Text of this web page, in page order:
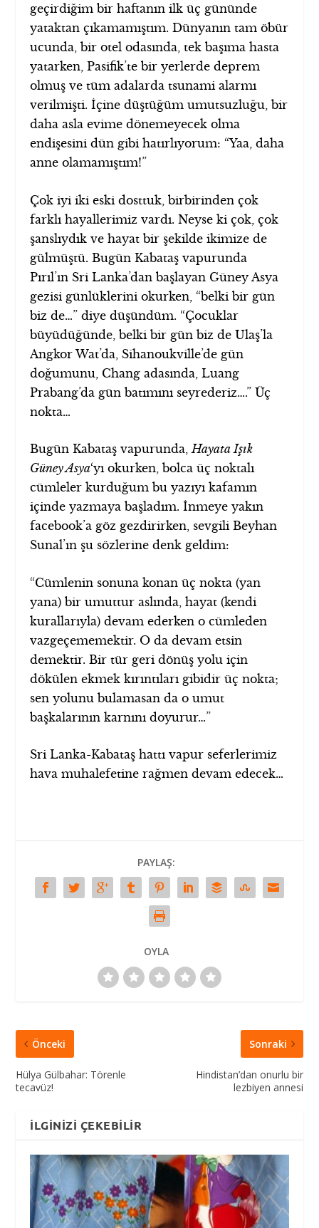
geçirdiğim bir haftanın ilk üç gününde
yataktan çıkamamıştım. Dünyanın tam öbür
ucunda, bir otel odasında, tek başıma hasta
yatarken, Pasifik’te bir yerlerde deprem
olmuş ve tüm adalarda tsunami alarmı
verilmişti. İçine düştüğüm umutsuzluğu, bir
daha asla evime dönemeyecek olma
endişesini dün gibi hatırlıyorum: “Yaa, daha
anne olamamıştım!”
Çok iyi iki eski dosttuk, birbirinden çok
farklı hayallerimiz vardı. Neyse ki çok, çok
şanslıydık ve hayat bir şekilde ikimize de
gülmüştü. Bugün Kabataş vapurunda
Pırıl’ın Sri Lanka’dan başlayan Güney Asya
gezisi günlüklerini okurken, “belki bir gün
biz de…” diye düşündüm. “Çocuklar
büyüdüğünde, belki bir gün biz de Ulaş’la
Angkor Wat’da, Sihanoukville’de gün
doğumunu, Chang adasında, Luang
Prabang’da gün batımını seyrederiz….” Üç
nokta…
Bugün Kabataş vapurunda,Hayata Işık
Güney Asya‘yı okurken, bolca üç noktalı
cümleler kurduğum bu yazıyı kafamın
içinde yazmaya başladım. İnmeye yakın
facebook’a göz gezdirirken, sevgili Beyhan
Sunal’ın şu sözlerine denk geldim:
“Cümlenin sonuna konan üç nokta (yan
yana) bir umuttur aslında, hayat (kendi
kurallarıyla) devam ederken o cümleden
vazgeçememektir. O da devam etsin
demektir. Bir tür geri dönüş yolu için
dökülen ekmek kırıntıları gibidir üç nokta;
sen yolunu bulamasan da o umut
başkalarının karnını doyurur…”
Sri Lanka-Kabataş hattı vapur seferlerimiz
hava muhalefetine rağmen devam edecek…
PAYLAŞ:
OYLA
Önceki
Hülya Gülbahar: Törenle
tecavüz!
Sonraki
Hindistan’dan onurlu bir
lezbiyen annesi
İLGINIZI ÇEKEBILIR